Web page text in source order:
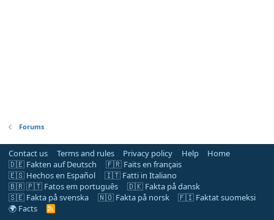
Forums
Contact us Terms and rules Privacy policy Help
Home
🇩🇪 Fakten auf Deutsch
🇫🇷 Faits en français
🇪🇸 Hechos en Español
🇮🇹 Fatti in Italiano
🇧🇷 🇵🇹 Fatos em português
🇩🇰 Fakta på dansk
🇸🇪 Fakta på svenska
🇳🇴 Fakta på norsk
🇫🇮 Faktat suomeksi
🌍 Facts
R